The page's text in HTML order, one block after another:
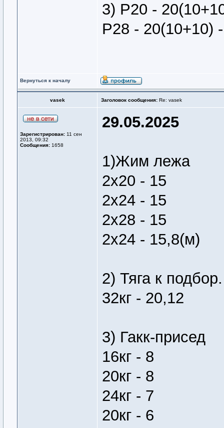
3) Р20 -
Р28 - 20(10+10)
Вернуться к началу
vasek Заголовок сообщения: Re: vasek
Зарегистрирован: 11 сен
2013, 09:32
Сообщения: 1658
29.05.2025
1)Жим лежа
2х20 - 15
2х24 - 15
2х28 - 15
2х24 - 15,8(м)
2) Тяга к подбор.
32кг - 20,12
3) Гакк-присед
16кг - 8
20кг - 8
24кг - 7
20кг - 6